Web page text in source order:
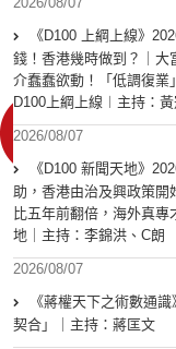
《D100 上綱上線》
錢！香港幾時做到？｜大
介蠢蠢欲動！「低調復業
D100上綱上線︱主持：
2026/08/07
《D100 新聞天地》
助，香港由治及興政策開
比五年前翻倍，海外真
地｜主持：李錦洪、C朗
2026/08/07
《蔣權天下之術數通
契合」｜主持：蔣匡文